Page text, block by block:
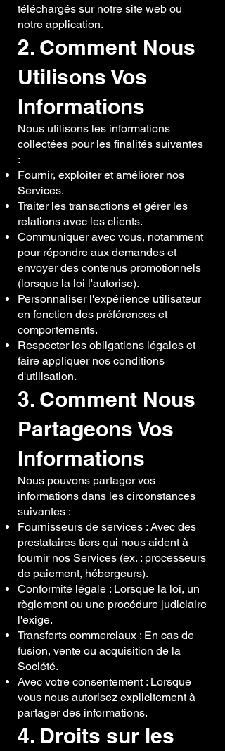
téléchargés sur notre site web ou
notre application.
2. Comment Nous
Utilisons Vos
Informations
Nous utilisons les informations
collectées pour les finalités suivantes
:
Fournir, exploiter et améliorer nos
Services.
Traiter les transactions et gérer les
relations avec les clients.
Communiquer avec vous, notamment
pour répondre aux demandes et
envoyer des contenus promotionnels
(lorsque la loi l'autorise).
Personnaliser l'expérience utilisateur
en fonction des préférences et
comportements.
Respecter les obligations légales et
faire appliquer nos conditions
d'utilisation.
3. Comment Nous
Partageons Vos
Informations
Nous pouvons partager vos
informations dans les circonstances
suivantes :
Fournisseurs de services : Avec des
prestataires tiers qui nous aident à
fournir nos Services (ex. : processeurs
de paiement, hébergeurs).
Conformité légale : Lorsque la loi, un
règlement ou une procédure judiciaire
l'exige.
Transferts commerciaux : En cas de
fusion, vente ou acquisition de la
Société.
Avec votre consentement : Lorsque
vous nous autorisez explicitement à
partager des informations.
4. Droits sur les